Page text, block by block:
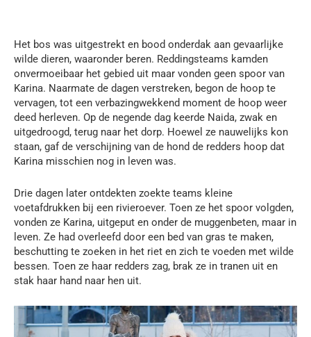
Het bos was uitgestrekt en bood onderdak aan gevaarlijke
wilde dieren, waaronder beren. Reddingsteams kamden
onvermoeibaar het gebied uit maar vonden geen spoor van
Karina. Naarmate de dagen verstreken, begon de hoop te
vervagen, tot een verbazingwekkend moment de hoop weer
deed herleven. Op de negende dag keerde Naida, zwak en
uitgedroogd, terug naar het dorp. Hoewel ze nauwelijks kon
staan, gaf de verschijning van de hond de redders hoop dat
Karina misschien nog in leven was.
Drie dagen later ontdekten zoekte teams kleine
voetafdrukken bij een rivieroever. Toen ze het spoor volgden,
vonden ze Karina, uitgeput en onder de muggenbeten, maar in
leven. Ze had overleefd door een bed van gras te maken,
beschutting te zoeken in het riet en zich te voeden met wilde
bessen. Toen ze haar redders zag, brak ze in tranen uit en
stak haar hand naar hen uit.